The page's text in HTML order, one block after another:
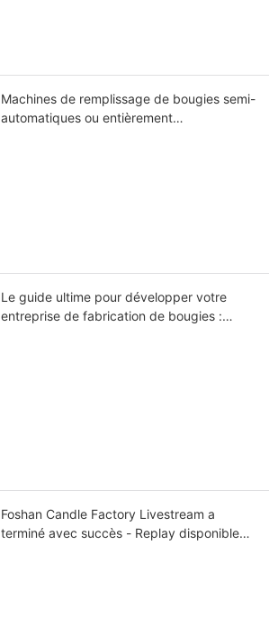
Machines de remplissage de bougies semi-
automatiques ou entièrement
Le guide ultime pour développer votre
entreprise de fabrication de bougies :
Foshan Candle Factory Livestream a
terminé avec succès - Replay disponible